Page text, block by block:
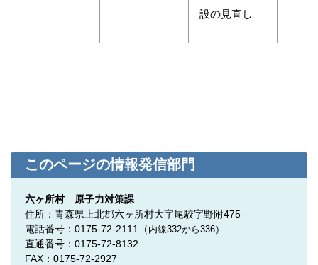
設の見直し
このページの情報発信部門
六ヶ所村 原子力対策課
住所：青森県上北郡六ヶ所村大字尾駮字野附475
電話番号：0175-72-2111
（ 内線332から336）
直通番号： 0175-72-8132
FAX：0175-72-2927